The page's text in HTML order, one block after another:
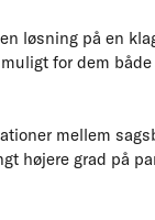
løsning på en
for dem
mellem
højere grad på